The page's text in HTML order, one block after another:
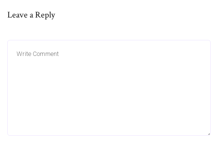
Leave a Reply